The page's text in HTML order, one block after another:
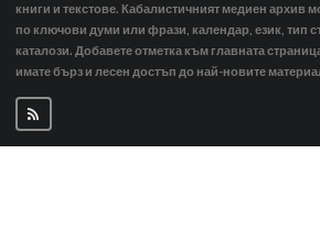
книги и текстове. Кабалистичният медиен архив
по ключови думи или фрази, календар, език, тип
каталози. Добавете отметка към главната
имате бърз и лесен достъп до най-новите